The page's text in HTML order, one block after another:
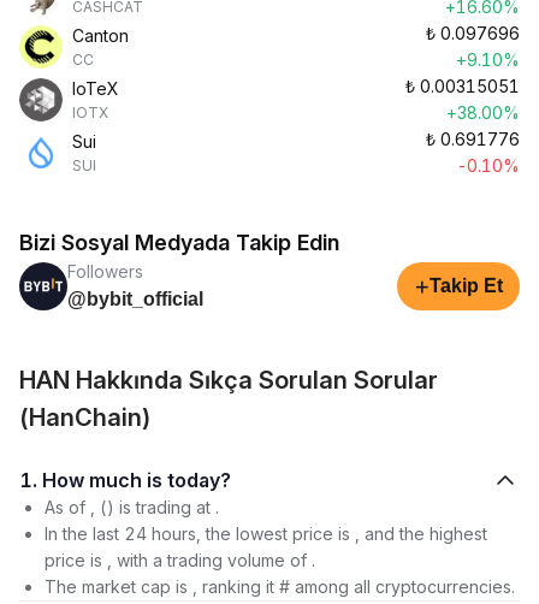
CASHCAT
+16.60%
Canton
CC
₺ 0.097696
+9.10%
IoTeX
IOTX
₺ 0.00315051
+38.00%
Sui
SUI
₺ 0.691776
-0.10%
Bizi Sosyal Medyada Takip Edin
Followers
@bybit_official
+Takip Et
HAN Hakkında Sıkça Sorulan Sorular
(HanChain)
1. How much is today?
As of , () is trading at .
In the last 24 hours, the lowest price is , and the highest
price is , with a trading volume of .
The market cap is , ranking it # among all cryptocurrencies.